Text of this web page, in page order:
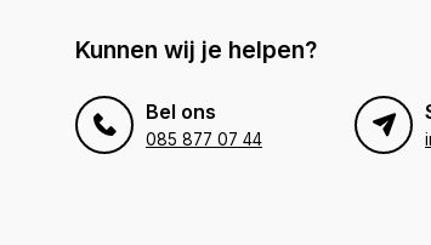
Kunnen wij je helpen?
Bel ons
085 877 07 44